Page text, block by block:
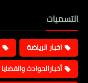
التسميات
اخبار الرياضة
أخبارالحوادث والقضايا